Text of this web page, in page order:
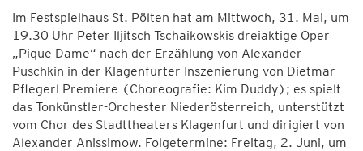
Im Festspielhaus St. Pölten hat am Mittwoch, 31. Mai, um
19.30 Uhr Peter Iljitsch Tschaikowskis dreiaktige Oper
„Pique Dame“ nach der Erzählung von Alexander
Puschkin in der Klagenfurter Inszenierung von Dietmar
Pflegerl Premiere (Choreografie: Kim Duddy); es spielt
das Tonkünstler-Orchester Niederösterreich, unterstützt
vom Chor des Stadttheaters Klagenfurt und dirigiert von
Alexander Anissimow. Folgetermine: Freitag, 2. Juni, um